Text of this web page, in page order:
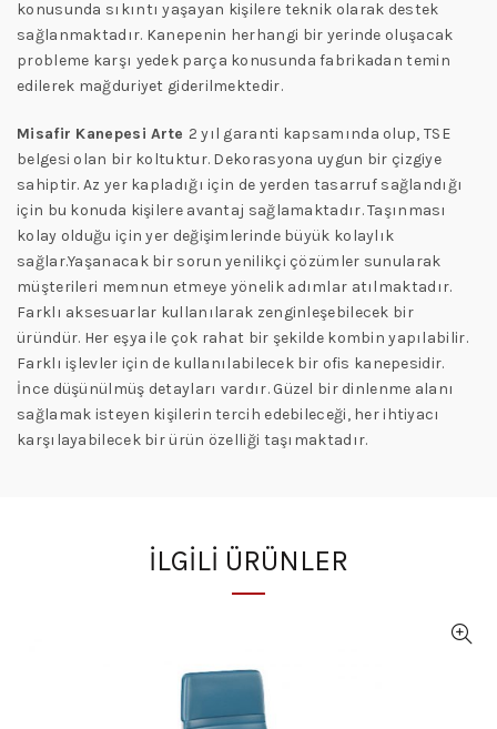
konusunda sıkıntı yaşayan kişilere teknik olarak destek
sağlanmaktadır. Kanepenin herhangi bir yerinde oluşacak
probleme karşı yedek parça konusunda fabrikadan temin
edilerek mağduriyet giderilmektedir.
Misafir Kanepesi Arte 2 yıl garanti kapsamında olup, TSE
belgesi olan bir koltuktur. Dekorasyona uygun bir çizgiye
sahiptir. Az yer kapladığı için de yerden tasarruf sağlandığı
için bu konuda kişilere avantaj sağlamaktadır. Taşınması
kolay olduğu için yer değişimlerinde büyük kolaylık
sağlar.Yaşanacak bir sorun yenilikçi çözümler sunularak
müşterileri memnun etmeye yönelik adımlar atılmaktadır.
Farklı aksesuarlar kullanılarak zenginleşebilecek bir
üründür. Her eşya ile çok rahat bir şekilde kombin yapılabilir.
Farklı işlevler için de kullanılabilecek bir ofis kanepesidir.
İnce düşünülmüş detayları vardır. Güzel bir dinlenme alanı
sağlamak isteyen kişilerin tercih edebileceği, her ihtiyacı
karşılayabilecek bir ürün özelliği taşımaktadır.
İLGILI ÜRÜNLER